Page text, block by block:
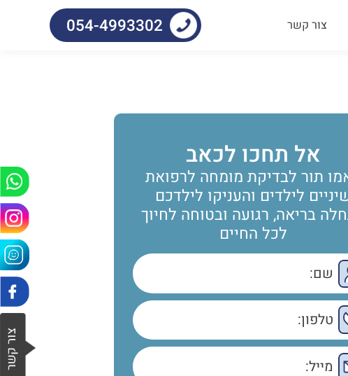
צור קשר 054-4993302
אל תחכו לכאב
תור לבדיקת מומחה לרפואת
לילדים והעניקו לילדכם
בריאה, רגועה ובטוחה לחיוך
לכל החיים